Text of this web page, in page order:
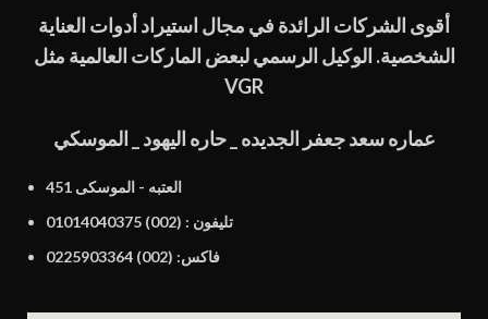
أقوى الشركات الرائدة في مجال استيراد أدوات العناية
الشخصية. الوكيل الرسمي لبعض الماركات العالمية مثل
VGR
عماره سعد جعفر الجديده _ حاره اليهود _ الموسكي
451 العتبه - الموسكى
تليفون : (002) 01014040375
فاكس: (002) 0225903364